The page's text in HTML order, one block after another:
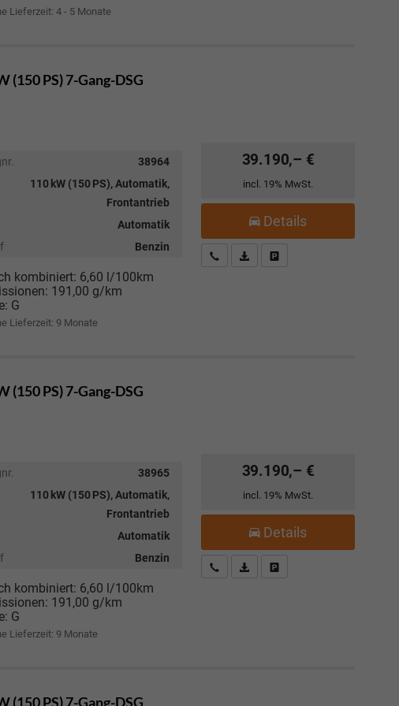
Lieferzeit: 4 - 5 Monate
(150 PS) 7-Gang-DSG
38964
110 kW (150 PS), Automatik,
Frontantrieb
Automatik
Benzin
kombiniert: 6,60 l/100km
191,00 g/km
G
Lieferzeit: 9 Monate
39.190,– €
incl. 19% MwSt.
Details
Kostenloser Rückruf-Service
PDF-Datei, Fahrzeugexposé
(150 PS) 7-Gang-DSG
38965
110 kW (150 PS), Automatik,
Frontantrieb
Automatik
Benzin
kombiniert: 6,60 l/100km
191,00 g/km
G
Lieferzeit: 9 Monate
39.190,– €
incl. 19% MwSt.
Details
Kostenloser Rückruf-Service
PDF-Datei, Fahrzeugexposé
(150 PS) 7-Gang-DSG